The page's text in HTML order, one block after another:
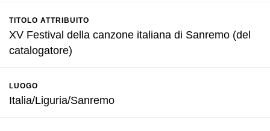
TITOLO ATTRIBUITO
XV Festival della canzone italiana di Sanremo (del
catalogatore)
LUOGO
Italia/Liguria/Sanremo